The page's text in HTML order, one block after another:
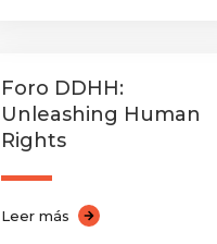
Foro DDHH:
Unleashing Human
Rights
Leer más